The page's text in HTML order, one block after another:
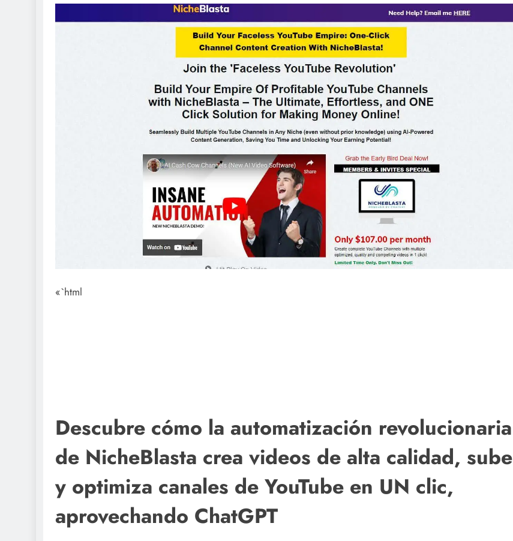
«`html
Descubre cómo la automatización revolucionaria
de NicheBlasta crea videos de alta calidad, sube
y optimiza canales de YouTube en UN clic,
aprovechando ChatGPT